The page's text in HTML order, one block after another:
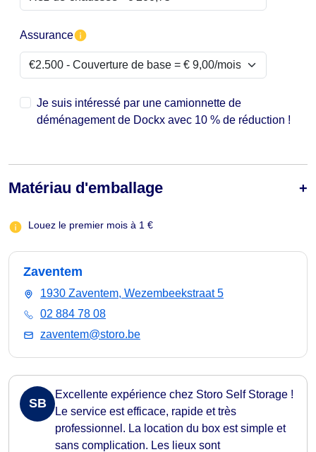
Assurance
Je suis intéressé par une camionnette de
déménagement de Dockx avec 10 % de réduction !
Matériau d'emballage
Louez le premier mois à 1 €
Zaventem
1930 Zaventem, Wezembeekstraat 5
02 884 78 08
zaventem@storo.be
SB
Excellente expérience chez Storo Self Storage !
Le service est efficace, rapide et très
professionnel. La location du box est simple et
sans complication. Les lieux sont